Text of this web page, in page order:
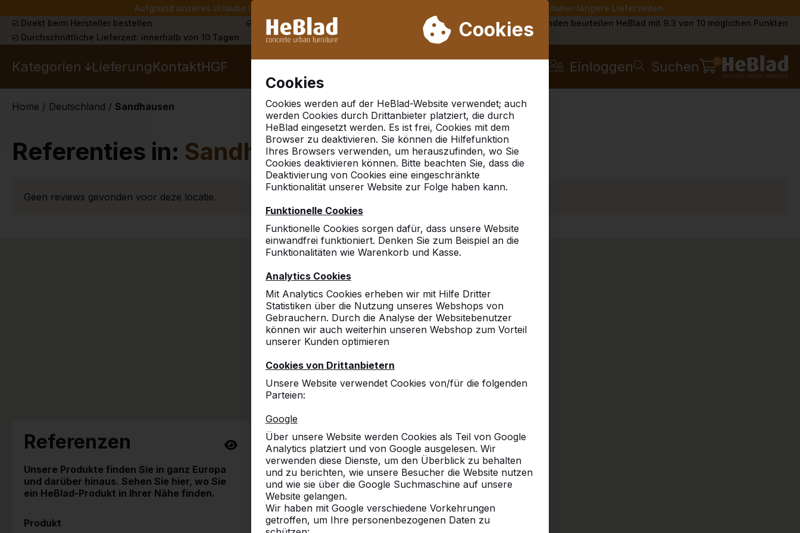
Aufgrund unseres Urlaubs liefern wir von Woche 31 bis Woche 33 nicht. Bitte berücksichtigen Sie daher längere Lieferzeiten.
Cookies
Cookies
Cookies werden auf der HeBlad-Website verwendet; auch
werden Cookies durch Drittanbieter platziert, die durch
HeBlad eingesetzt werden. Es ist frei, Cookies mit dem
Browser zu deaktivieren. Sie können die Hilfefunktion
Ihres Browsers verwenden, um herauszufinden, wo Sie
Cookies deaktivieren können. Bitte beachten Sie, dass die
Deaktivierung von Cookies eine eingeschränkte
Funktionalität unserer Website zur Folge haben kann.
Funktionelle Cookies
Funktionelle Cookies sorgen dafür, dass unsere Website
einwandfrei funktioniert. Denken Sie zum Beispiel an die
Funktionalitäten wie Warenkorb und Kasse.
Analytics Cookies
Mit Analytics Cookies erheben wir mit Hilfe Dritter
Statistiken über die Nutzung unseres Webshops von
Gebrauchern. Durch die Analyse der Websitebenutzer
können wir auch weiterhin unseren Webshop zum Vorteil
unserer Kunden optimieren
Cookies von Drittanbietern
Unsere Website verwendet Cookies von/für die folgenden
Parteien:
Google
Über unsere Website werden Cookies als Teil von Google
Analytics platziert und von Google ausgelesen. Wir
verwenden diese Dienste, um den Überblick zu behalten
und zu berichten, wie unsere Besucher die Website nutzen
und wie sie über die Google Suchmaschine auf unsere
Website gelangen.
Wir haben mit Google verschiedene Vorkehrungen
getroffen, um Ihre personenbezogenen Daten zu
Direkt beim Hersteller bestellen Schon mehr als 30.000 Produkten verkauft
Kunden beurteilen HeBlad mit 9.3 von 10 möglichen Punkten
Durchschnittliche Lieferzeit: innerhalb von 10 Tagen
Kategorien LieferungKontaktHGF Einloggen Suchen 0
Home / Deutschland / Sandhausen
Referenties in: Sandhausen
Geen reviews gevonden voor deze locatie.
Referenzen
Unsere Produkte finden Sie in ganz Europa
und darüber hinaus. Sehen Sie hier, wo Sie
ein HeBlad-Produkt in Ihrer Nähe finden.
Produkt